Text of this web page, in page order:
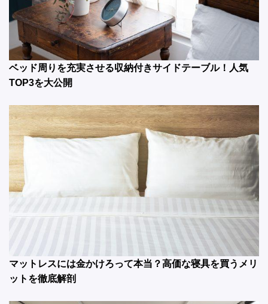
ベッド周りを充実させる収納付きサイドテーブル！人気
TOP3を大公開
マットレスには金かけろって本当？高価な寝具を買うメリ
ットを徹底解剖